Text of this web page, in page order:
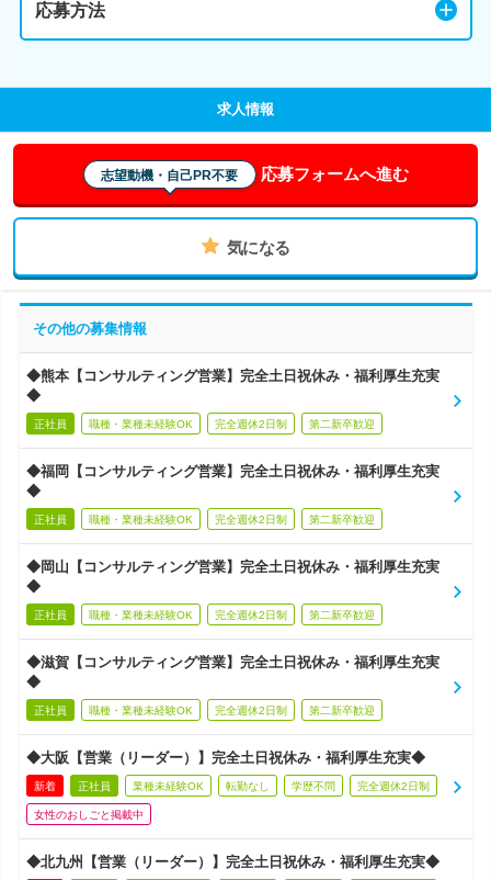
応募方法
求人情報
志望動機・自己PR不要 応募フォームへ進む
気になる
その他の募集情報
◆熊本【コンサルティング営業】完全土日祝休み・福利厚生充実
◆
正社員 職種・業種未経験OK 完全週休2日制 第二新卒歓迎
◆福岡【コンサルティング営業】完全土日祝休み・福利厚生充実
◆
正社員 職種・業種未経験OK 完全週休2日制 第二新卒歓迎
◆岡山【コンサルティング営業】完全土日祝休み・福利厚生充実
◆
正社員 職種・業種未経験OK 完全週休2日制 第二新卒歓迎
◆滋賀【コンサルティング営業】完全土日祝休み・福利厚生充実
◆
正社員 職種・業種未経験OK 完全週休2日制 第二新卒歓迎
◆大阪【営業（リーダー）】完全土日祝休み・福利厚生充実◆
新着 正社員 業種未経験OK 転勤なし 学歴不問 完全週休2日制
女性のおしごと掲載中
◆北九州【営業（リーダー）】完全土日祝休み・福利厚生充実◆